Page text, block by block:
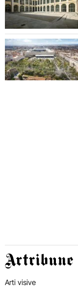
Artribune
Arti visive